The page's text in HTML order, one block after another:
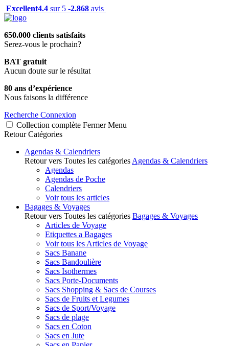
Excellent4.4 sur 5 -2.868 avis
650.000 clients satisfaits
Serez-vous le prochain?
BAT gratuit
Aucun doute sur le résultat
80 ans d’expérience
Nous faisons la différence
Recherche Connexion
Collection complète Fermer Menu
Retour Catégories
Agendas & Calendriers
Retour vers Toutes les catégories Agendas & Calendriers
Agendas
Agendas de Poche
Calendriers
Voir tous les articles
Bagages & Voyages
Retour vers Toutes les catégories Bagages & Voyages
Articles de Voyage
Etiquettes a Bagages
Voir tous les Articles de Voyage
Sacs Banane
Sacs Bandoulière
Sacs Isothermes
Sacs Porte-Documents
Sacs Shopping & Sacs de Courses
Sacs de Fruits et Legumes
Sacs de Sport/Voyage
Sacs de plage
Sacs en Coton
Sacs en Jute